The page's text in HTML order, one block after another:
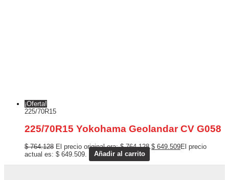
¡Oferta!
225/70R15
225/70R15 Yokohama Geolandar CV G058
$764.128 El precio original era: $ 764.128. $ 649.509El precio
actual es: $ 649.509.
Añadir al carrito